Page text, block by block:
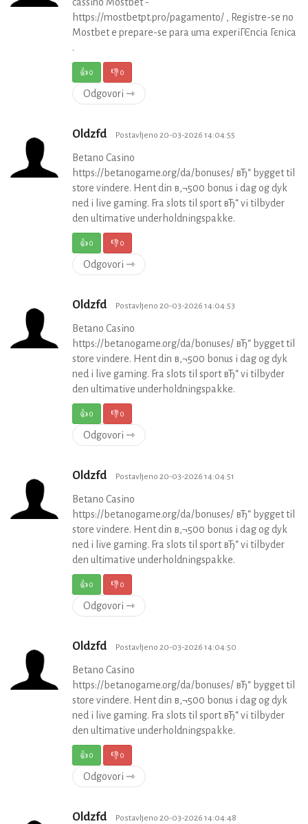
https://mostbetpt.pro/pagamento/ , Registre-se no
Mostbet e prepare-se para uma experiГЄncia Гєnica
.
👍0 👎0
Odgovori ⇾
Oldzfd Postavljeno 20-03-2026 14:04:55
Betano Casino
https://betanogame.org/da/bonuses/ вЂ“ bygget til
store vindere. Hent din в‚¬500 bonus i dag og dyk
ned i live gaming. Fra slots til sport вЂ“ vi tilbyder
den ultimative underholdningspakke.
👍0 👎0
Odgovori ⇾
Oldzfd Postavljeno 20-03-2026 14:04:53
Betano Casino
https://betanogame.org/da/bonuses/ вЂ“ bygget til
store vindere. Hent din в‚¬500 bonus i dag og dyk
ned i live gaming. Fra slots til sport вЂ“ vi tilbyder
den ultimative underholdningspakke.
👍0 👎0
Odgovori ⇾
Oldzfd Postavljeno 20-03-2026 14:04:51
Betano Casino
https://betanogame.org/da/bonuses/ вЂ“ bygget til
store vindere. Hent din в‚¬500 bonus i dag og dyk
ned i live gaming. Fra slots til sport вЂ“ vi tilbyder
den ultimative underholdningspakke.
👍0 👎0
Odgovori ⇾
Oldzfd Postavljeno 20-03-2026 14:04:50
Betano Casino
https://betanogame.org/da/bonuses/ вЂ“ bygget til
store vindere. Hent din в‚¬500 bonus i dag og dyk
ned i live gaming. Fra slots til sport вЂ“ vi tilbyder
den ultimative underholdningspakke.
👍0 👎0
Odgovori ⇾
Oldzfd Postavljeno 20-03-2026 14:04:48